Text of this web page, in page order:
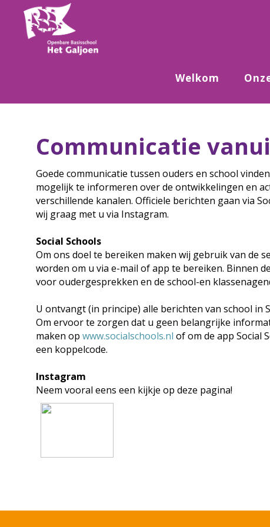
Welkom
Communicatie
Goede communicatie tussen ouders en school
mogelijk te informeren over de ontwikkelingen en
verschillende kanalen. Officiele berichten gaan via
wij graag met u via Instagram.
Social Schools
Om ons doel te bereiken maken wij gebruik van de
worden om u via e-mail of app te bereiken. Binnen
voor oudergesprekken en de school-en
U ontvangt (in principe) alle berichten van school in
Om ervoor te zorgen dat u geen belangrijke
maken op www.socialschools.nl of om de app Social
een koppelcode.
Instagram
Neem vooral eens een kijkje op deze pagina!